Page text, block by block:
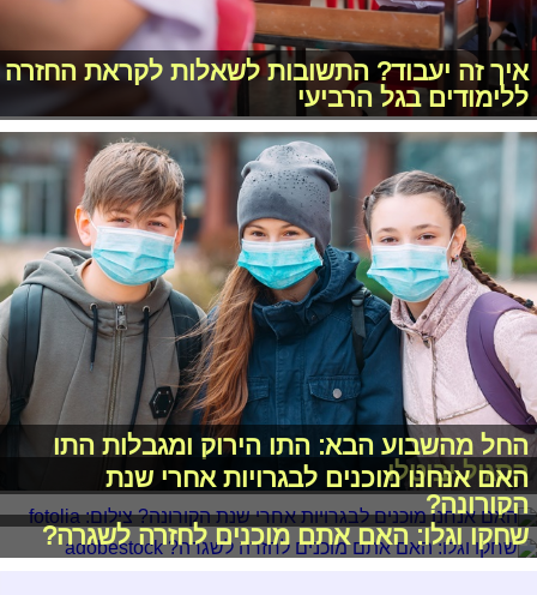
איך זה יעבוד? התשובות לשאלות לקראת החזרה
ללימודים בגל הרביעי
החל מהשבוע הבא: התו הירוק ומגבלות התו
הסגול יבוטלו
האם אנחנו מוכנים לבגרויות אחרי שנת
הקורונה?
שחקו וגלו: האם אתם מוכנים לחזרה לשגרה?